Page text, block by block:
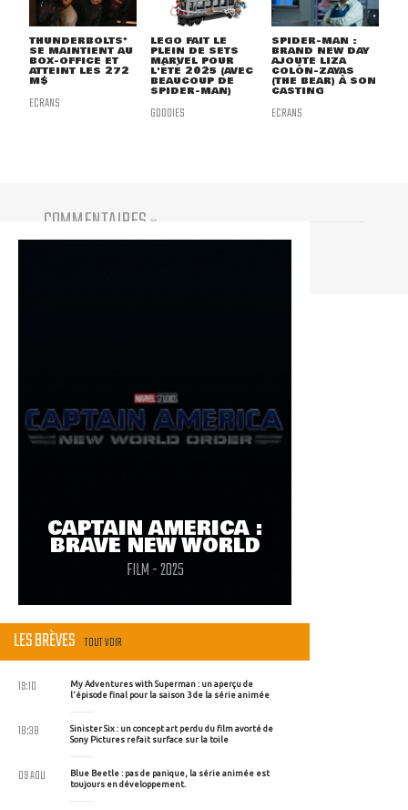
THUNDERBOLTS*
SE MAINTIENT AU
BOX-OFFICE ET
ATTEINT LES 272
M$
ECRANS
LEGO FAIT LE
PLEIN DE SETS
MARVEL POUR
L'ÉTÉ 2025 (AVEC
BEAUCOUP DE
SPIDER-MAN)
GOODIES
SPIDER-MAN :
BRAND NEW DAY
AJOUTE LIZA
COLÓN-ZAYAS
(THE BEAR) À SON
CASTING
ECRANS
COMMENTAIRES (0)
CAPTAIN AMERICA :
BRAVE NEW WORLD
FILM - 2025
LES BRÈVES TOUT VOIR
My Adventures with Superman : un aperçu de
l'épisode final pour la saison 3 de la série animée
19:10
Sinister Six : un concept art perdu du film avorté de
Sony Pictures refait surface sur la toile
18:38
Blue Beetle : pas de panique, la série animée est
toujours en développement.
09 AOU